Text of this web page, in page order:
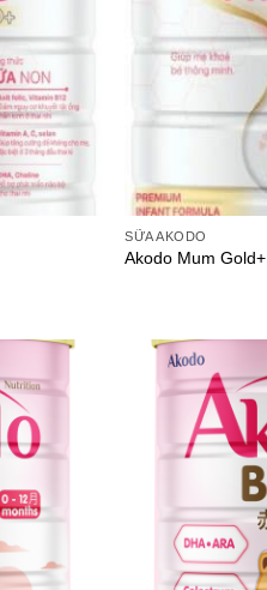
SỮA AKODO
Akodo Mum Gold+
Add to